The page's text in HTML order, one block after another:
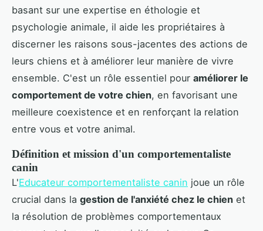
basant sur une expertise en éthologie et
psychologie animale, il aide les propriétaires à
discerner les raisons sous-jacentes des actions de
leurs chiens et à améliorer leur manière de vivre
ensemble. C'est un rôle essentiel pour améliorer le
comportement de votre chien, en favorisant une
meilleure coexistence et en renforçant la relation
entre vous et votre animal.
Définition et mission d'un comportementaliste
canin
L'Educateur comportementaliste canin joue un rôle
crucial dans la gestion de l'anxiété chez le chien et
la résolution de problèmes comportementaux